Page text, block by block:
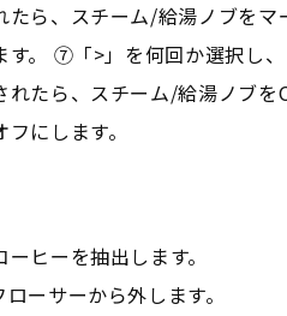
ら、スチーム/給湯ノブをマ
。 ⑦「>」を何回か選択し、
たら、スチーム/給湯ノブを
にします。
ヒーを抽出します。
ーサーから外します。